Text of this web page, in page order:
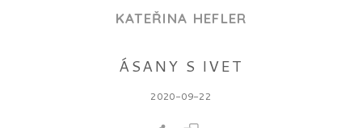
KATEŘINA HEFLER
ÁSANY S IVET
2020-09-22